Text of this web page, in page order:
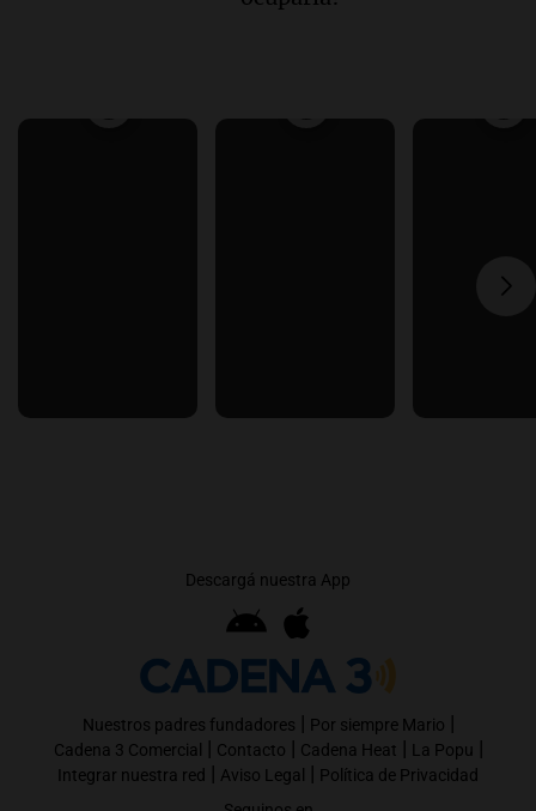
Descargá nuestra App
Nuestros padres fundadores | Por siempre Mario |
Cadena 3 Comercial | Contacto | Cadena Heat | La Popu |
Integrar nuestra red | Aviso Legal | Política de Privacidad